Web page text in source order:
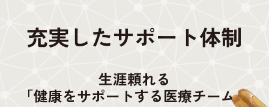
充実したサポート体制
生涯頼れる
「健康をサポートする医療チーム」